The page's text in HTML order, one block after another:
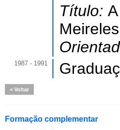
Título:
1987 - 1991
Voltar
Formação complementar